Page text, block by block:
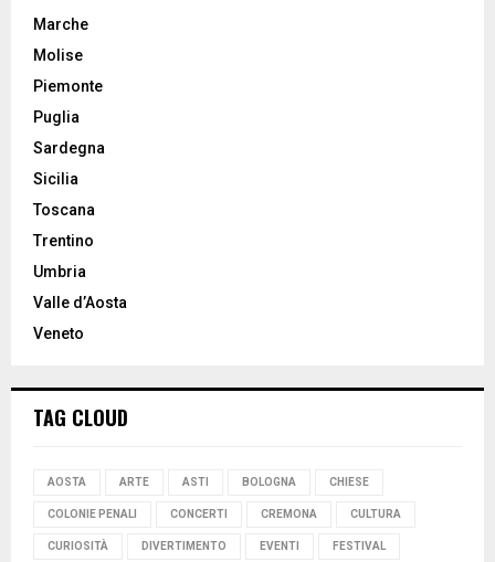
Marche
Molise
Piemonte
Puglia
Sardegna
Sicilia
Toscana
Trentino
Umbria
Valle d’Aosta
Veneto
TAG CLOUD
AOSTA ARTE ASTI BOLOGNA CHIESE
COLONIE PENALI CONCERTI CREMONA CULTURA
CURIOSITÀ DIVERTIMENTO EVENTI FESTIVAL